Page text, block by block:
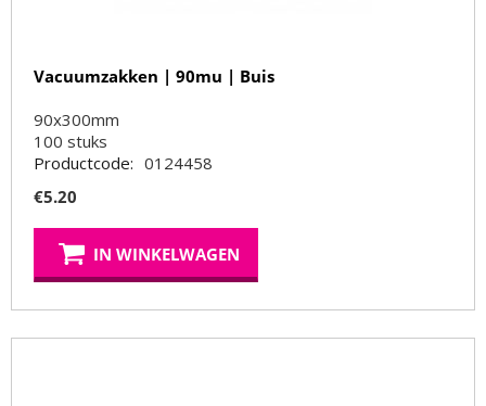
Vacuumzakken | 90mu | Buis
90x300mm
100 stuks
Productcode: 0124458
€5.20
IN WINKELWAGEN